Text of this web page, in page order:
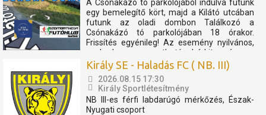
A Csónakázó tó parkolójából indulva futunk
egy bemelegítő kört, majd a Kilátó utcában
futunk az oladi dombon Találkozó a
Csónakázó tó parkolójában 18 órakor.
Frissítés egyénileg! Az esemény nyilvános,
szabadon megosztható, bárkit szívesen
látunk. Az eseményen résztvevők
elfogadják, hogy az eseményről...
Király SE - Haladás FC ( NB. III)
2026.08.15 17:30
Király Sportlétesítmény
NB III-es férfi labdarúgó mérkőzés, Észak-
Nyugati csoport